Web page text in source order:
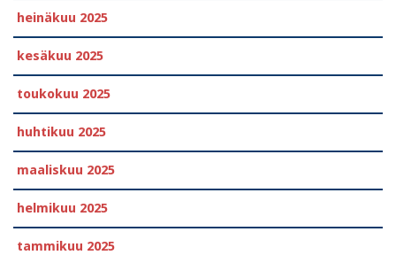
heinäkuu 2025
kesäkuu 2025
toukokuu 2025
huhtikuu 2025
maaliskuu 2025
helmikuu 2025
tammikuu 2025